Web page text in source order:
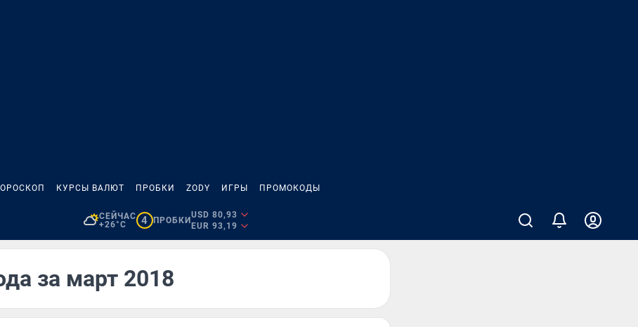
КУРСЫ ВАЛЮТ ПРОБКИ ZODY ИГРЫ ПРОМОКОДЫ
СЕЙЧАС
+26°C
4 ПРОБКИ
USD 80,93
EUR 93,19
за март 2018